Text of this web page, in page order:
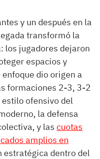
y un después en la
transformó la
los jugadores dejaron
espacios y
dio origen a
formaciones 2-3, 3-2
ofensivo del
la defensa
y las cuotas
amplios en
estratégica dentro del